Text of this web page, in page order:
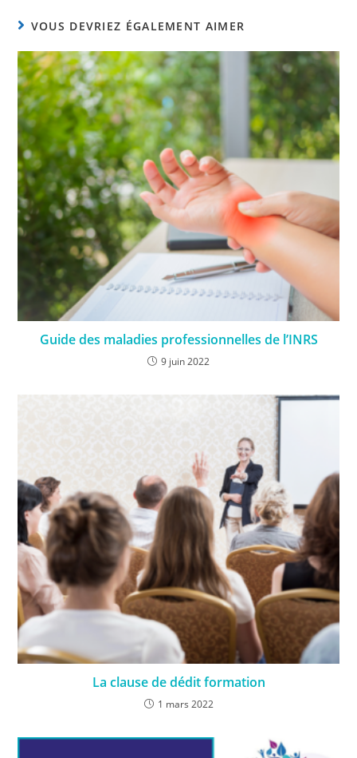
VOUS DEVRIEZ ÉGALEMENT AIMER
Guide des maladies professionnelles de l’INRS
9 juin 2022
La clause de dédit formation
1 mars 2022